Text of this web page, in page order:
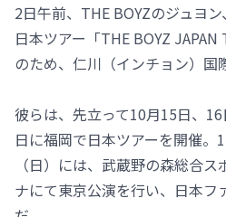
2日午前、THE BOYZのジュヨ
日本ツアー「THE BOYZ JAPAN
のため、仁川（インチョン）国
彼らは、先立って10月15日、
日に福岡で日本ツアーを開催。
（日）には、武蔵野の森総合
ナにて東京公演を行い、日本フ